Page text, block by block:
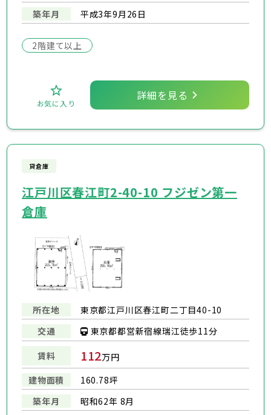
築年月
平成3年9月26日
2階建て以上
お気に入り
詳細を見る
貸倉庫
江戸川区春江町2-40-10 フジゼン第一
倉庫
所在地
東京都江戸川区春江町二丁目40-10
交通
東京都都営新宿線瑞江徒歩11分
賃料 112万円
建物面積
160.78坪
築年月
昭和62年 8月